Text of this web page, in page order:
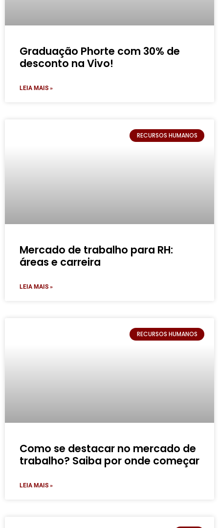
Graduação Phorte com 30% de
desconto na Vivo!
LEIA MAIS »
RECURSOS HUMANOS
Mercado de trabalho para RH:
áreas e carreira
LEIA MAIS »
RECURSOS HUMANOS
Como se destacar no mercado de
trabalho? Saiba por onde começar
LEIA MAIS »